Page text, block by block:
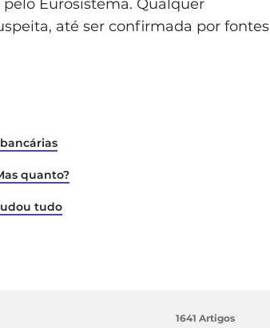
Eurosistema. Qualquer
até ser confirmada por fontes
quanto?
tudo
1641 Artigos